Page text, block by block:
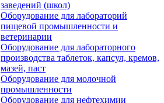
заведений (школ)
Оборудование для лабораторий
пищевой промышленности и
ветеринарии
Оборудование для лабораторного
производства таблеток, капсул, кремов,
мазей, паст
Оборудование для молочной
промышленности
Оборудование для нефтехимии